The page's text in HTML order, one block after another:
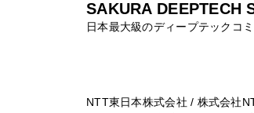
SAKURA DEEPTECH
日本最大級のディープテックコ
NTT東日本株式会社 / 株式会社